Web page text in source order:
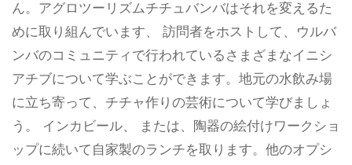
ん。アグロツーリズムチチュバンバはそれを変えるた
めに取り組んでいます、 訪問者をホストして、ウルバ
ンバのコミュニティで行われているさまざまなイニシ
アチブについて学ぶことができます。地元の水飲み場
に立ち寄って、チチャ作りの芸術について学びましょ
う。 インカビール、 または、陶器の絵付けワークショ
ップに続いて自家製のランチを取ります。他のオプシ